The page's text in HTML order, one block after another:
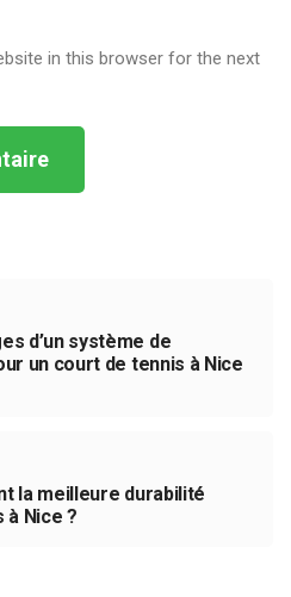
in this browser for the next
d’un système de
un court de tennis à Nice
la meilleure durabilité
à Nice ?